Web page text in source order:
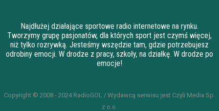
Najdłużej działające sportowe radio internetowe na rynku.
Tworzymy grupę pasjonatów, dla których sport jest czymś więcej,
niż tylko rozrywką. Jesteśmy wszędzie tam, gdzie potrzebujesz
odrobiny emocji. W drodze z pracy, szkoły, na działkę. W drodze po
emocje!
Copyright © 2008 - 2024 RadioGOL / Wydawcą serwisu jest Czyli Media Sp.
z o.o.